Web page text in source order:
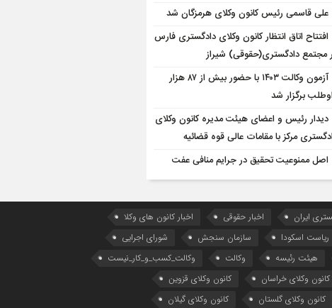
علی قاسمی رئیس کانون وکلای هرمزگان شد
افتتاح اتاق انتظار کانون وکلای دادگستری فارس
مجتمع دادگستری(حقوقی) شیراز
آزمون وکالت ۱۴۰۳ با حضور بیش از ۸۷ هزار
برگزار شد
دیدار رئیس و اعضای هیئت مدیره کانون وکلای
مرکز با مقامات عالی قوه قضائیه
اصل ممنوعیت تحقیق در جرایم منافی عفت
ایران اخبار حقوقی
اخبار کانون های وکلا
ریاست اسکودا سازمان سنجش
شورای اجرایی
هیئت رئیسه وکالت
وکالت_کسب_و_کار_نیست
کانون وکلای خراسان
کانون وکلای قزوین
کانون وکلای گلستان کانون وکلای گیلان